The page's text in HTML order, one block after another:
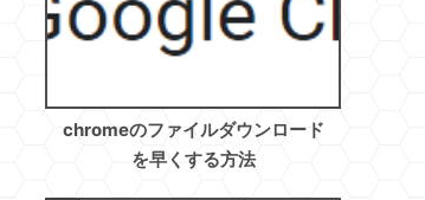
chromeのファイルダウンロード
を早くする方法